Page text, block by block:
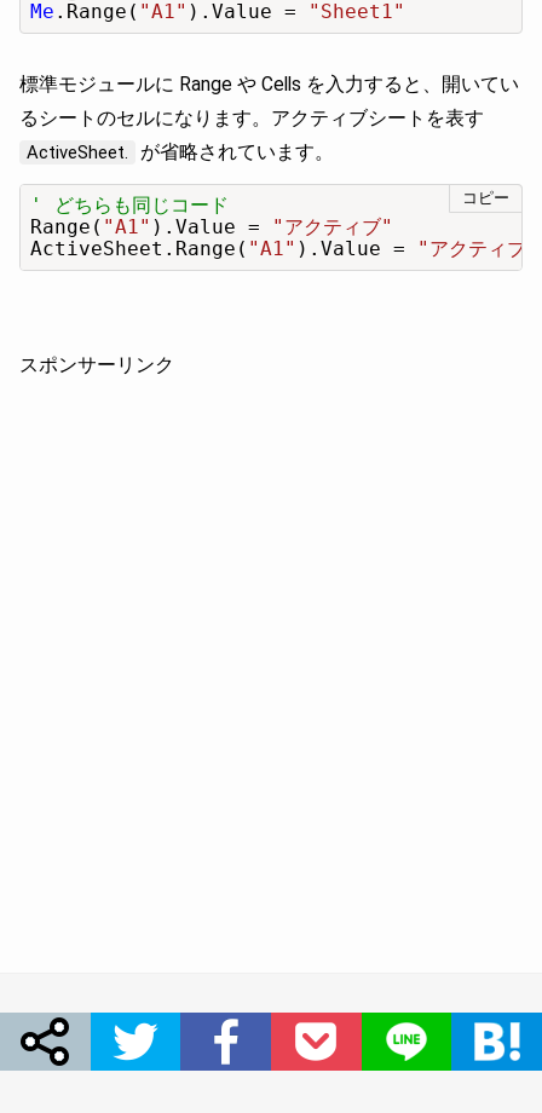
Me .Range( "A1" ).Value = "Sheet1"
標準モジュールに Range や Cells を入力すると、開いてい
るシートのセルになります。アクティブシートを表す
ActiveSheet. が省略されています。
コピー
' どちらも同じコード
Range( "A1" ).Value =
"アクティブ"
ActiveSheet.Range( "A1" ).Value = "アクティブ"
スポンサーリンク